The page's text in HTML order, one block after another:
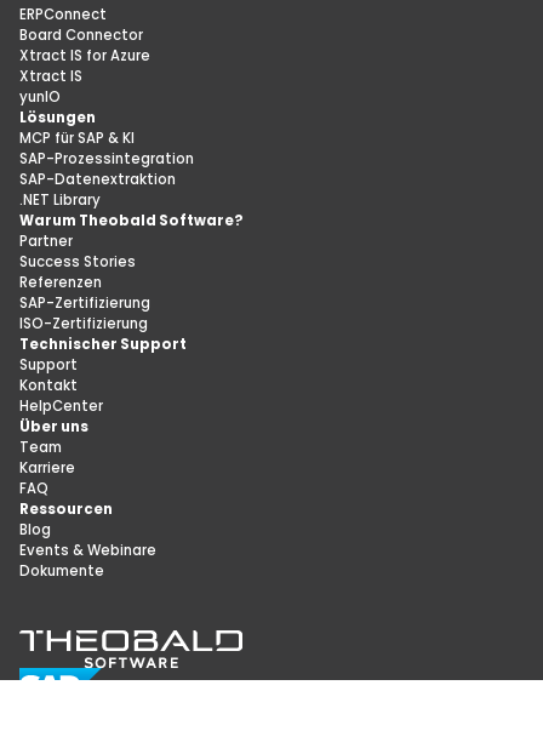
ERPConnect
Board Connector
Xtract IS for Azure
Xtract IS
yunIO
Lösungen
MCP für SAP & KI
SAP-Prozessintegration
SAP-Datenextraktion
.NET Library
Warum Theobald Software?
Partner
Success Stories
Referenzen
SAP-Zertifizierung
ISO-Zertifizierung
Technischer Support
Support
Kontakt
HelpCenter
Über uns
Team
Karriere
FAQ
Ressourcen
Blog
Events & Webinare
Dokumente